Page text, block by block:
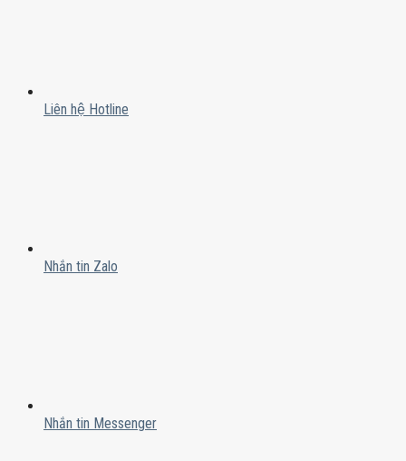
Liên hệ Hotline
Nhắn tin Zalo
Nhắn tin Messenger